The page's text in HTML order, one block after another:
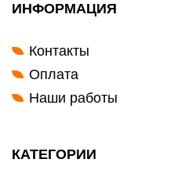
ИНФОРМАЦИЯ
Контакты
Оплата
Наши работы
КАТЕГОРИИ